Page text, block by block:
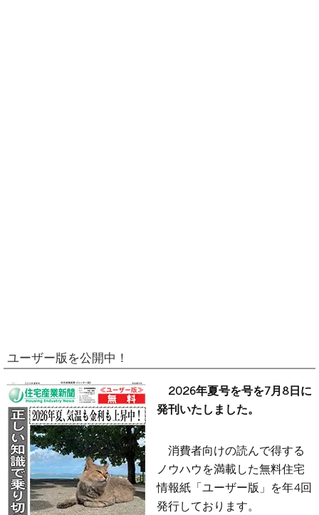
ユーザー版を公開中！
2026年夏号を号を7月8日に
発刊いたしました。
消費者向けの読んで得する
ノウハウを満載した無料住宅
情報紙「ユーザー版」を年4回
発行しております。